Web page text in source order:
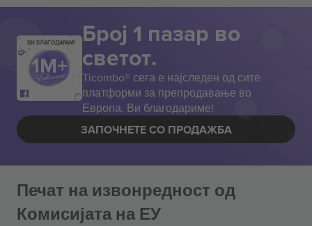
ВИ БЛАГОДАРАМ! Број 1 пазар во
светот.
Ticombo® сега е најследен од сите
платформи за препродавање во
Европа. Ви благодариме!
ЗАПОЧНЕТЕ СО ПРОДАЖБА
Печат на извонредност од
Комисијата на ЕУ